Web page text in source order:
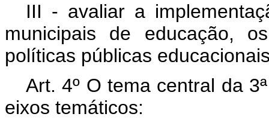
III - avaliar a
municipais de educação,
políticas públicas
Art. 4º O tema central da
eixos temáticos: